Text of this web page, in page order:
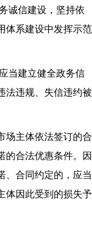
诚信建设，坚持依
体系建设中发挥示范
当建立健全政务信
法违规、失信违约被
主体依法签订的合
的合法优惠条件。因
、合同约定的，应当
体因此受到的损失予